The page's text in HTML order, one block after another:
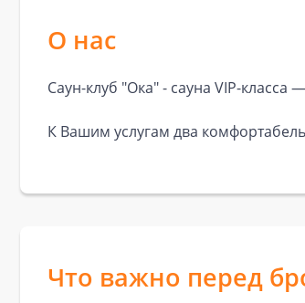
О нас
Саун-клуб "Ока" - сауна VIP-класса
К Вашим услугам два
Что важно перед